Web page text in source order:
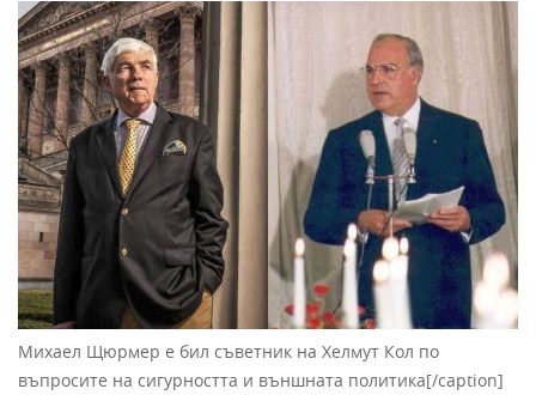
Михаел Щюрмер е бил съветник на Хелмут Кол по
въпросите на сигурността и външната политика[/caption]